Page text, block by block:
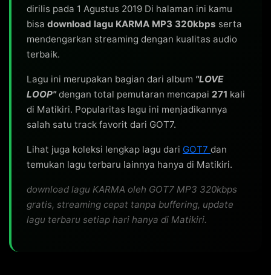
dirilis pada 1 Agustus 2019 Di halaman ini kamu
bisa download lagu KARMA MP3 320kbps serta
mendengarkan streaming dengan kualitas audio
terbaik.
Lagu ini merupakan bagian dari album "LOVE
LOOP"dengan total pemutaran mencapai 271 kali
di Matikiri. Popularitas lagu ini menjadikannya
salah satu track favorit dari GOT7.
Lihat juga koleksi lengkap lagu dari GOT7 dan
temukan lagu terbaru lainnya hanya di Matikiri.
download lagu KARMA oleh GOT7 MP3 320kbps
gratis, streaming cepat tanpa buffering, update
lagu terbaru setiap hari hanya di Matikiri.